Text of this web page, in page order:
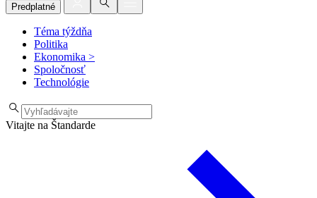
Predplatné
Téma týždňa
Politika
Ekonomika >
Spoločnosť
Technológie
Vitajte na Štandarde